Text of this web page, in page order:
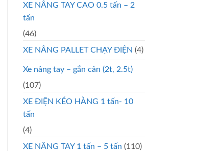
XE NÂNG TAY CAO 0.5 tấn – 2
tấn
(46)
XE NÂNG PALLET CHẠY ĐIỆN (4)
Xe nâng tay – gắn cân (2t, 2.5t)
(107)
XE ĐIỆN KÉO HÀNG 1 tấn- 10
tấn
(4)
XE NÂNG TAY 1 tấn – 5 tấn (110)